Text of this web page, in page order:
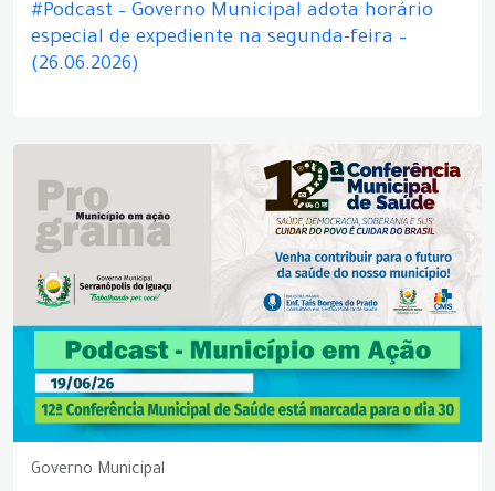
#Podcast – Governo Municipal adota horário
especial de expediente na segunda-feira –
(26.06.2026)
Governo Municipal